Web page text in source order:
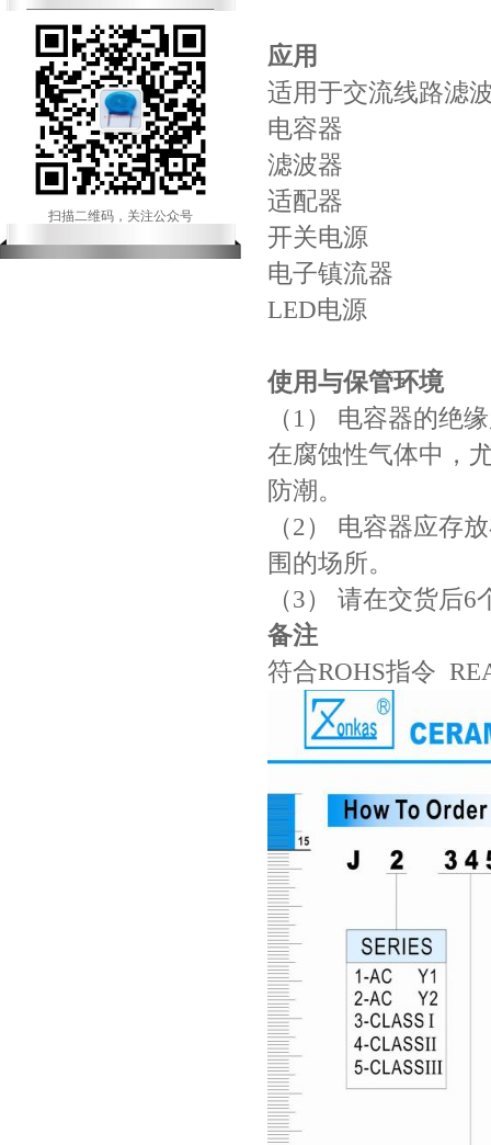
扫描二维码，关注公众号
应用
适用于交流线路滤
电容器
滤波器
适配器
开关电源
电子镇流器
LED电源
使用与保管环境
（1） 电容器的绝
在腐蚀性气体中，
防潮。
（2） 电容器应存
围的场所。
（3） 请在交货后
备注
符合ROHS指令